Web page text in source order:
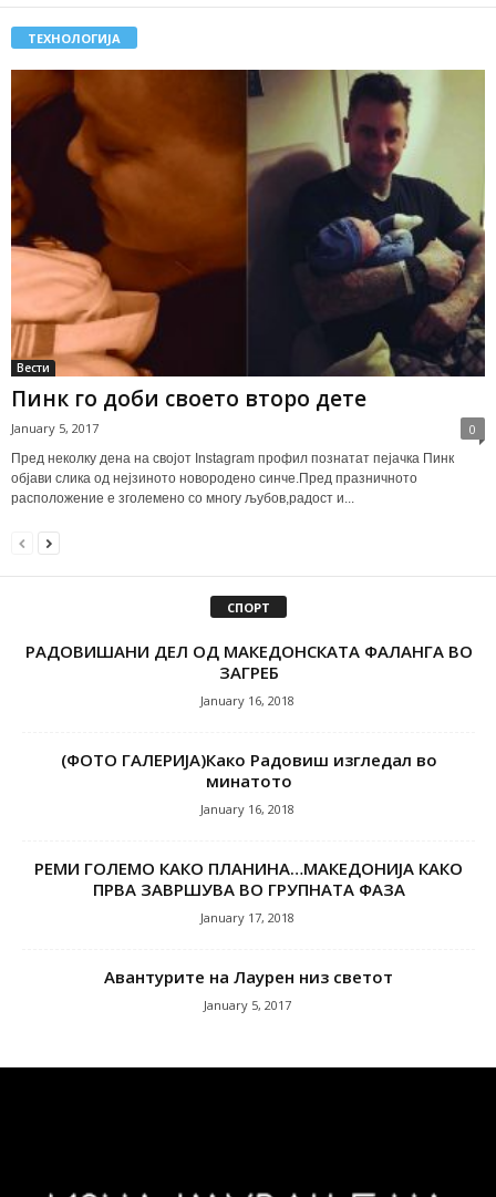
ТЕХНОЛОГИЈА
Вести
Пинк го доби своето второ дете
January 5, 2017 0
Пред неколку дена на својот Instagram профил познатат пејачка Пинк
објави слика од нејзиното новородено синче.Пред празничното
расположение е зголемено со многу љубов,радост и...
СПОРТ
РАДОВИШАНИ ДЕЛ ОД МАКЕДОНСКАТА ФАЛАНГА ВО
ЗАГРЕБ
January 16, 2018
(ФОТО ГАЛЕРИЈА)Како Радовиш изгледал во
минатото
January 16, 2018
РЕМИ ГОЛЕМО КАКО ПЛАНИНА…МАКЕДОНИЈА КАКО
ПРВА ЗАВРШУВА ВО ГРУПНАТА ФАЗА
January 17, 2018
Авантурите на Лаурен низ светот
January 5, 2017